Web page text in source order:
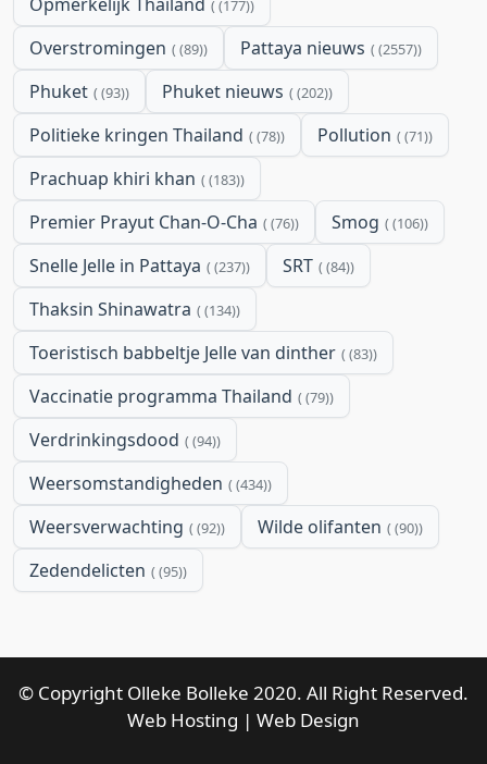
(177)
Overstromingen (89) Pattaya nieuws (2557)
Phuket (93) Phuket nieuws (202)
Politieke kringen Thailand (78) Pollution (71)
Prachuap khiri khan (183)
Premier Prayut Chan-O-Cha (76) Smog (106)
Snelle Jelle in Pattaya (237) SRT (84)
Thaksin Shinawatra (134)
Toeristisch babbeltje Jelle van dinther (83)
Vaccinatie programma Thailand (79)
Verdrinkingsdood (94)
Weersomstandigheden (434)
Weersverwachting (92) Wilde olifanten (90)
Zedendelicten (95)
© Copyright Olleke Bolleke 2020. All Right Reserved.
Web Hosting | Web Design